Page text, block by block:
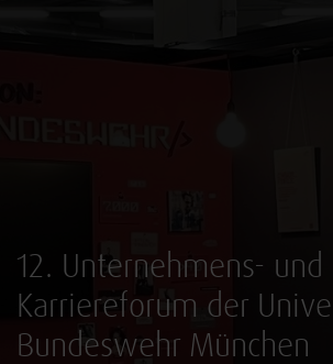
12. Unternehmens- und
Karriereforum der
Bundeswehr München